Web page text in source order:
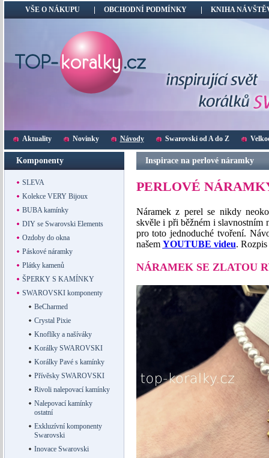
VŠE O NÁKUPU OBCHODNÍ PODMÍNKY KNIHA
Aktuality Novinky Návody Swarovski od A do Z
Komponenty
SLEVA
Kolekce VERY Bijoux
BUBA kamínky
DIY se Swarovski Elements
Ozdoby do okna
Páskové náramky
Plátky kamenů
ŠPERKY S KAMÍNKY
SWAROVSKI komponenty
BeCharmed
Crystal Pixie
Knoflíky a našíváky
Korálky SWAROVSKI
Korálky Pavé s kamínky
Přívěsky SWAROVSKI
Rivoli nalepovací kamínky
Nalepovací kamínky
ostatní
Exkluzívní komponenty
Swarovski
Inovace Swarovski
Inspirace na perlové náramky
PERLOVÉ
Náramek z perel se nikdy
skvěle i při běžném i slavnostním
pro toto jednoduché tvoření.
našem YOUTUBE videu.
NÁRAMEK SE ZLATOU